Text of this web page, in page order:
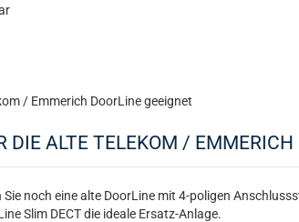
/ Emmerich DoorLine geeignet
DIE ALTE TELEKOM / EMMERICH
Sie noch eine alte DoorLine mit 4-poligen
Slim DECT die ideale Ersatz-Anlage.